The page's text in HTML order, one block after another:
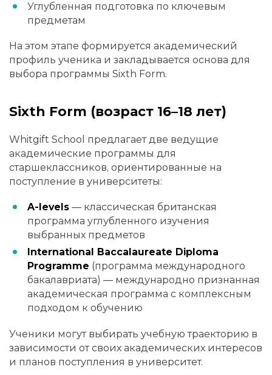
Углубленная подготовка по ключевым
предметам
На этом этапе формируется академический
профиль ученика и закладывается основа для
выбора программы Sixth Form.
Sixth Form (возраст 16–18 лет)
Whitgift School предлагает две ведущие
академические программы для
старшеклассников, ориентированные на
поступление в университеты:
A-levels — классическая британская
программа углубленного изучения
выбранных предметов
International Baccalaureate Diploma
Programme (программа международного
бакалавриата) — международно признанная
академическая программа с комплексным
подходом к обучению
Ученики могут выбирать учебную траекторию в
зависимости от своих академических интересов
и планов поступления в университет.